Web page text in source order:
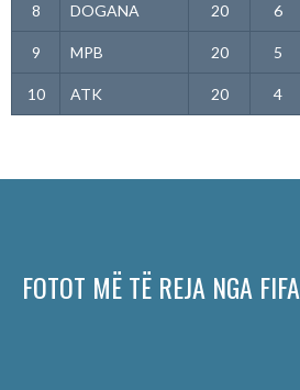
8 DOGANA 20 6
9 MPB 20 5
10 ATK 20 4
FOTOT MË TË REJA NGA FIFA